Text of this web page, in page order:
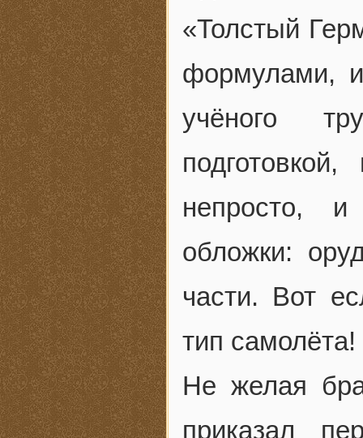
«Толстый
формулами,
учёного
непросто, и
обложки:
части. Вот
тип самолёта!
Не желая
приказал